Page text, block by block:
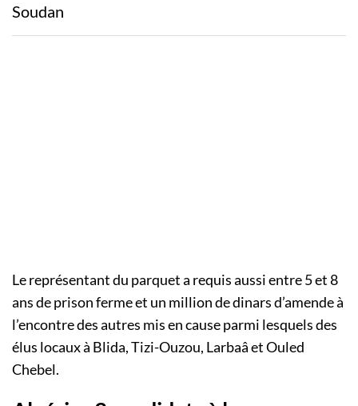
Soudan
Le représentant du parquet a requis aussi entre 5 et 8
ans de prison ferme et un million de dinars d’amende à
l’encontre des autres mis en cause parmi lesquels des
élus locaux à Blida, Tizi-Ouzou, Larbaâ et Ouled
Chebel.